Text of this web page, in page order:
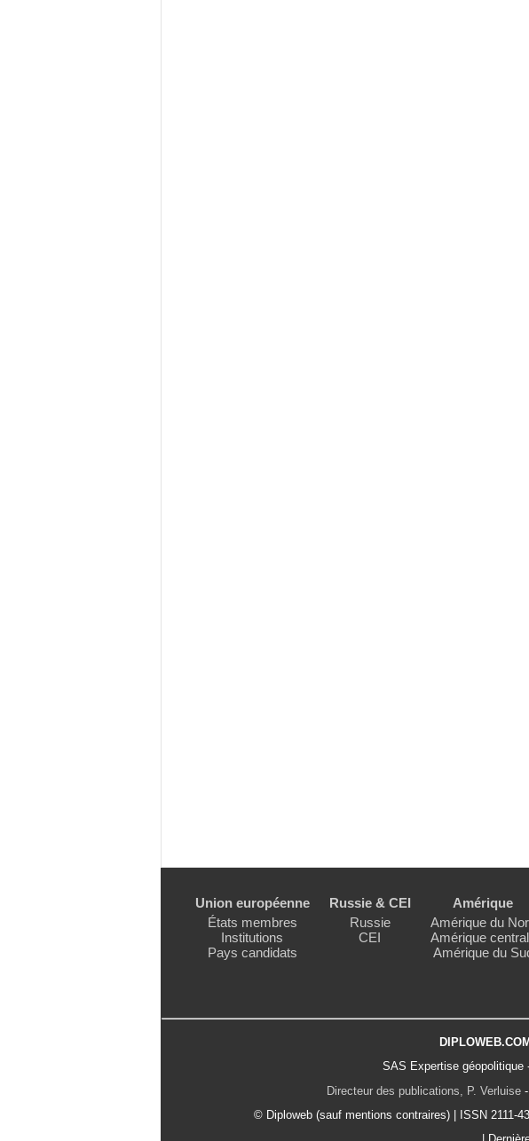
Union européenne
États membres
Institutions
Pays candidats
Russie & CEI
Russie
CEI
Amérique
Amérique du
Amérique
Amérique du
SAS Expertise géopolitique
Directeur des publications, P. Verluise
© Diploweb (sauf mentions contraires) | ISSN 2111-